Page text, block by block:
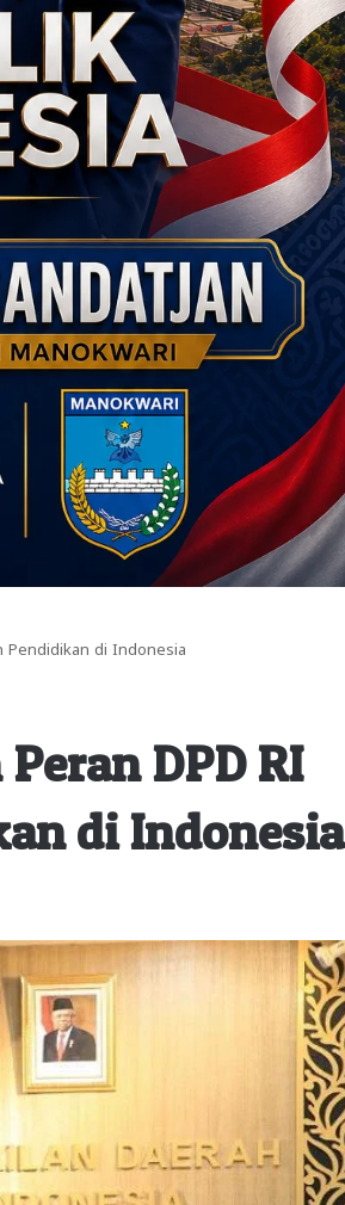
Pendidikan di Indonesia
DPD RI
di Indonesia